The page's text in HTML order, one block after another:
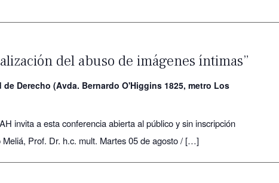
del abuso de imágenes íntimas”
Derecho (Avda. Bernardo O'Higgins 1825, metro Los
invita a esta conferencia abierta al público y sin inscripción
Prof. Dr. h.c. mult. Martes 05 de agosto / […]